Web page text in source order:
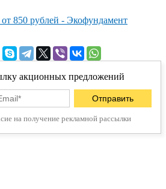
850 рублей - Экофундамент
акционных предложений
на получение рекламной рассылки